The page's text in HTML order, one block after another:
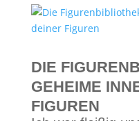
DIE
GEHEIME
FIGUREN